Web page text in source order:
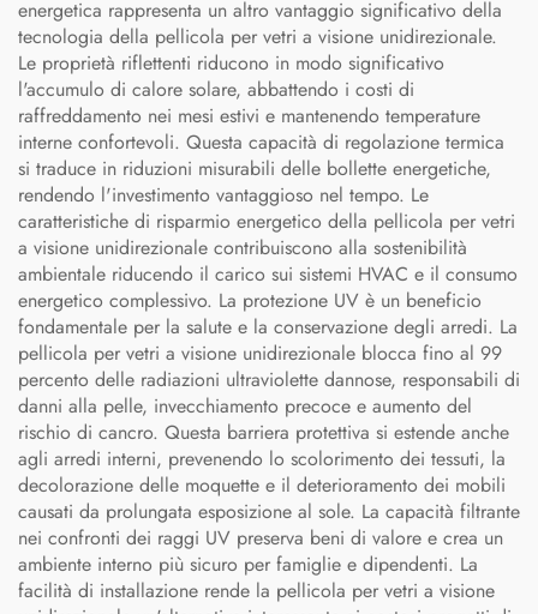
energetica rappresenta un altro vantaggio significativo della
tecnologia della pellicola per vetri a visione unidirezionale.
Le proprietà riflettenti riducono in modo significativo
l'accumulo di calore solare, abbattendo i costi di
raffreddamento nei mesi estivi e mantenendo temperature
interne confortevoli. Questa capacità di regolazione termica
si traduce in riduzioni misurabili delle bollette energetiche,
rendendo l'investimento vantaggioso nel tempo. Le
caratteristiche di risparmio energetico della pellicola per vetri
a visione unidirezionale contribuiscono alla sostenibilità
ambientale riducendo il carico sui sistemi HVAC e il consumo
energetico complessivo. La protezione UV è un beneficio
fondamentale per la salute e la conservazione degli arredi. La
pellicola per vetri a visione unidirezionale blocca fino al 99
percento delle radiazioni ultraviolette dannose, responsabili di
danni alla pelle, invecchiamento precoce e aumento del
rischio di cancro. Questa barriera protettiva si estende anche
agli arredi interni, prevenendo lo scolorimento dei tessuti, la
decolorazione delle moquette e il deterioramento dei mobili
causati da prolungata esposizione al sole. La capacità filtrante
nei confronti dei raggi UV preserva beni di valore e crea un
ambiente interno più sicuro per famiglie e dipendenti. La
facilità di installazione rende la pellicola per vetri a visione